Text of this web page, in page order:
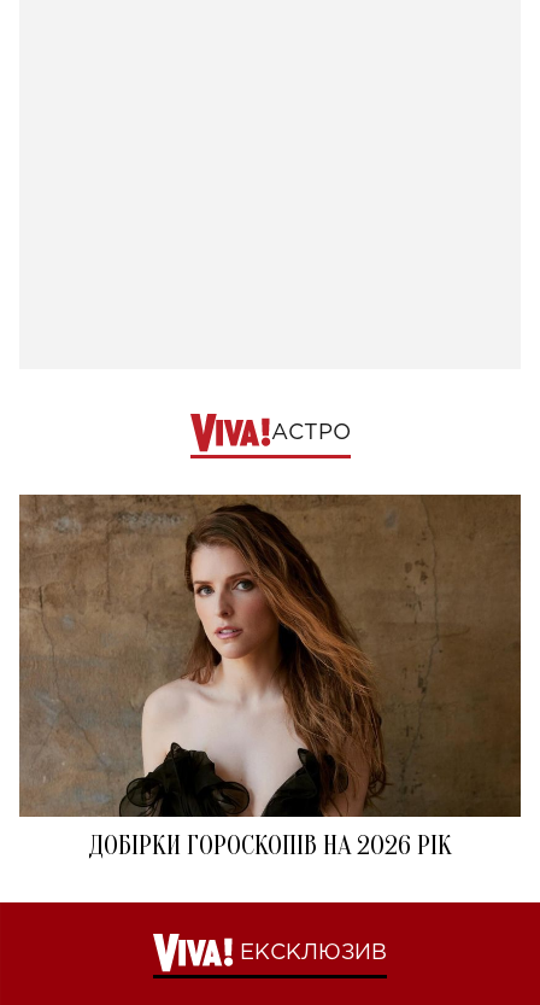
АСТРО
ДОБІРКИ ГОРОСКОПІВ НА 2026 РІК
ЕКСКЛЮЗИВ